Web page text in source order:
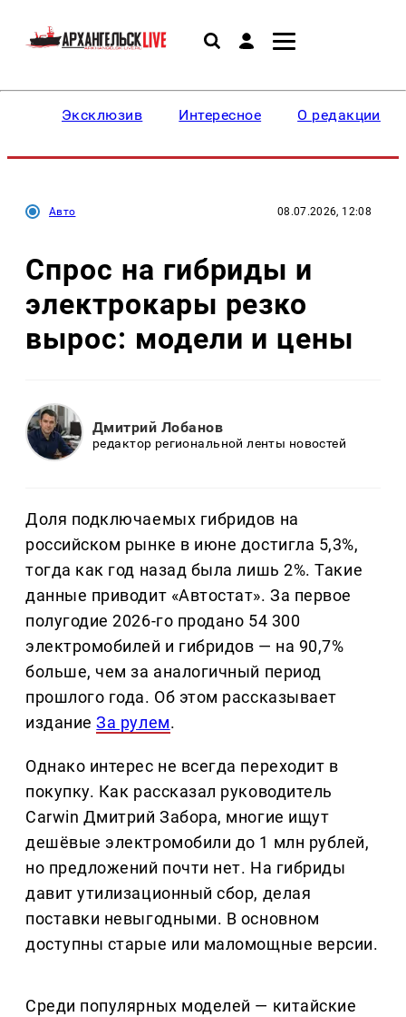
Эксклюзив Интересное О редакции
Авто 08.07.2026, 12:08
Спрос на гибриды и
электрокары резко
вырос: модели и цены
Дмитрий Лобанов
редактор региональной ленты новостей
Доля подключаемых гибридов на
российском рынке в июне достигла 5,3%,
тогда как год назад была лишь 2%. Такие
данные приводит «Автостат». За первое
полугодие 2026-го продано 54 300
электромобилей и гибридов — на 90,7%
больше, чем за аналогичный период
прошлого года. Об этом рассказывает
изданиеЗа рулем.
Однако интерес не всегда переходит в
покупку. Как рассказал руководитель
Carwin Дмитрий Забора, многие ищут
дешёвые электромобили до 1 млн рублей,
но предложений почти нет. На гибриды
давит утилизационный сбор, делая
поставки невыгодными. В основном
доступны старые или маломощные версии.
Среди популярных моделей — китайские